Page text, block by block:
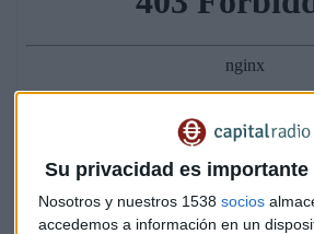
Su privacidad es
Nosotros y nuestros 1538 socios
accedemos a información en un